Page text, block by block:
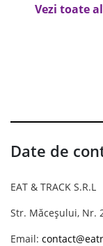
Vezi toate
Date de
EAT & TRACK S.R.L
Str. Măceșului, Nr.
Email: